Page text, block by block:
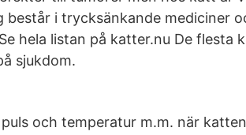
består i trycksänkande mediciner
hela listan på katter.nu De flesta
sjukdom.
och temperatur m.m. när